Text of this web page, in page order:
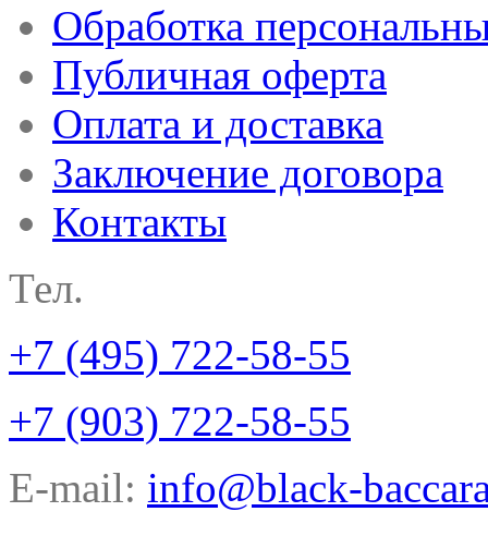
Обработка
Публичная оферта
Оплата и доставка
Заключение договора
Контакты
Тел.
+7 (495) 722-58-55
+7 (903) 722-58-55
E-mail: info@black-